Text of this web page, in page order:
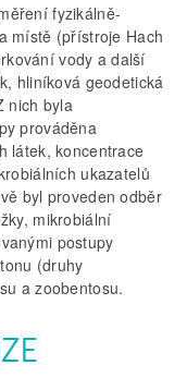
fyzikálně-
místě (přístroje Hach
vody a další
hliníková geodetická
nich byla
prováděna
látek, koncentrace
ukazatelů
byl proveden odběr
mikrobiální
postupy
(druhy
a zoobentosu.